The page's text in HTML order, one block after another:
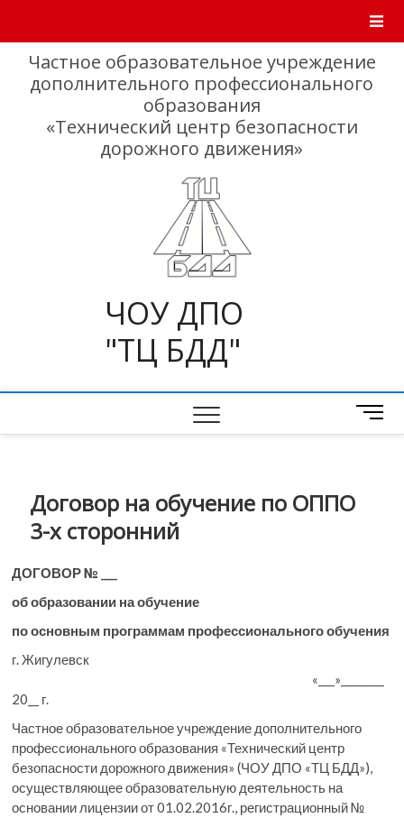
Частное образовательное учреждение
дополнительного профессионального
образования
«Технический центр безопасности
дорожного движения»
ЧОУ ДПО
"ТЦ БДД"
M
e
Договор на обучение по ОППО
3-х сторонний
ДОГОВОР № ___
об образовании на обучение
по основным программам профессионального обучения
г. Жигулевск
«___»________
20__ г.
Частное образовательное учреждение дополнительного
профессионального образования «Технический центр
безопасности дорожного движения» (ЧОУ ДПО «ТЦ БДД»),
осуществляющее образовательную деятельность на
основании лицензии от 01.02.2016г., регистрационный №